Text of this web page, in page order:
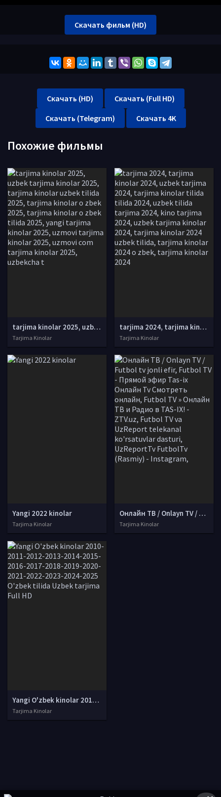
Скачать фильм (HD)
Скачать (HD)
Скачать (Full HD)
Скачать (Telegram)
Скачать 4K
Похожие фильмы
tarjima kinolar 2025, uzbek tarjima kinolar 2025, tarjima kinolar uzbek tilida 2025, tarjima kinolar o zbek 2025, tarjima kinolar o zbek tilida 2025, yangi tarjima kinolar 2025, uzmovi tarjima kinolar 2025, uzmovi com tarjima kinolar 2025, uzbekcha t
Tarjima Kinolar
tarjima 2024, tarjima kinolar 2024, uzbek tarjima 2024, tarjima kinolar tilida tilida 2024, uzbek tilida tarjima 2024, kino tarjima 2024, uzbek tarjima kinolar 2024, tarjima kinolar 2024 uzbek tilida, tarjima kinolar 2024 o zbek, tarjima kinolar 2024
Tarjima Kinolar
Yangi 2022 kinolar
Tarjima Kinolar
Онлайн ТВ / Onlayn TV / Futbol tv jonli efir, Futbol TV - Прямой эфир Tas-ix Онлайн Tv Смотреть онлайн, Futbol TV » Онлайн ТВ и Радио в TAS-IX! - ZTV.uz, Futbol TV va UzReport telekanal ko'rsatuvlar dasturi, UzReportTv FutbolTv (Rasmiy) - Instagram,
Tarjima Kinolar
Yangi O'zbek kinolar 2010-2011-2012-2013-2014-2015-2016-2017-2018-2019-2020-2021-2022-2023-2024-2025 O'zbek tilida Uzbek tarjima Full HD
Tarjima Kinolar